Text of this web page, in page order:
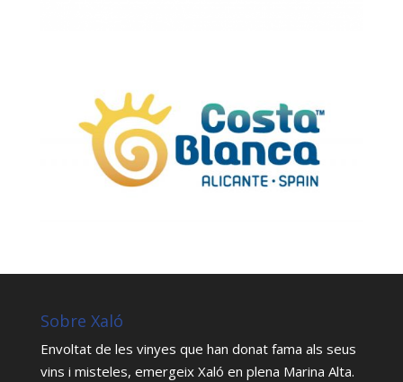
Sobre Xaló
Envoltat de les vinyes que han donat fama als seus
vins i misteles, emergeix Xaló en plena Marina Alta.